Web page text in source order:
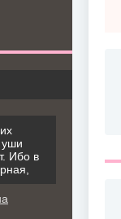
уши
Ибо в